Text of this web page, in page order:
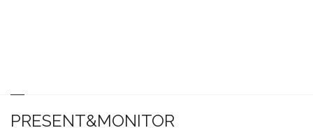
PRESENT&MONITOR